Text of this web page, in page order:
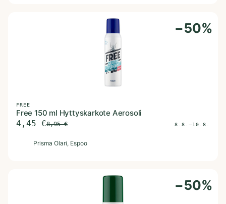
−50%
FREE
Free 150 ml Hyttyskarkote Aerosoli
4,45 €8,95€ 8.8.–10.8.
Prisma Olari, Espoo
−50%